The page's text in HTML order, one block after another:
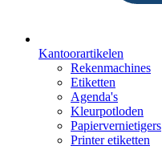
Kantoorartikelen
Rekenmachines
Etiketten
Agenda's
Kleurpotloden
Papiervernietigers
Printer etiketten